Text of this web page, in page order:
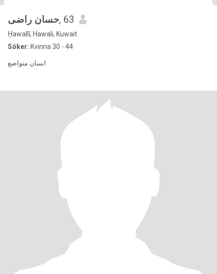
حسان راضى, 63
Ḥawallī, Hawali, Kuwait
Söker: Kvinna 30 - 44
انسان متواضع